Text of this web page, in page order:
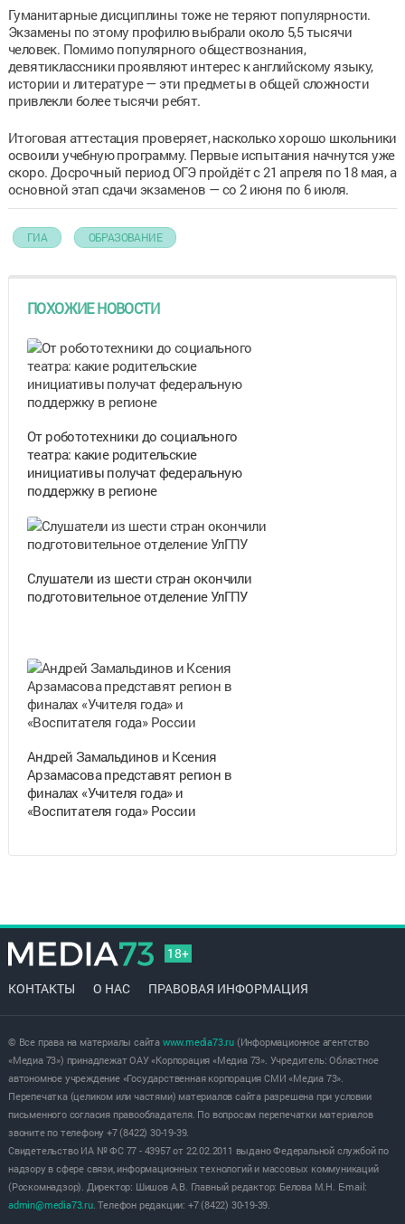
Гуманитарные дисциплины тоже не теряют популярности.
Экзамены по этому профилю выбрали около 5,5 тысячи
человек. Помимо популярного обществознания,
девятиклассники проявляют интерес к английскому языку,
истории и литературе — эти предметы в общей сложности
привлекли более тысячи ребят.
Итоговая аттестация проверяет, насколько хорошо школьники
освоили учебную программу. Первые испытания начнутся уже
скоро. Досрочный период ОГЭ пройдёт с 21 апреля по 18 мая, а
основной этап сдачи экзаменов — со 2 июня по 6 июля.
ГИА ОБРАЗОВАНИЕ
ПОХОЖИЕ НОВОСТИ
От робототехники до социального
театра: какие родительские
инициативы получат федеральную
поддержку в регионе
Cлушатели из шести стран окончили
подготовительное отделение УлГПУ
Андрей Замальдинов и Ксения
Арзамасова представят регион в
финалах «Учителя года» и
«Воспитателя года» России
18+
КОНТАКТЫ О НАС ПРАВОВАЯ ИНФОРМАЦИЯ
© Все права на материалы сайта www.media73.ru(Информационное агентство
«Медиа 73») принадлежат ОАУ «Корпорация «Медиа 73». Учредитель: Областное
автономное учреждение «Государственная корпорация СМИ «Медиа 73».
Перепечатка (целиком или частями) материалов сайта разрешена при условии
письменного согласия правообладателя. По вопросам перепечатки материалов
звоните по телефону +7 (8422) 30-19-39.
Свидетельство ИА № ФС 77 - 43957 от 22.02.2011 выдано Федеральной службой по
надзору в сфере связи, информационных технологий и массовых коммуникаций
(Роскомнадзор). Директор: Шишов А.В. Главный редактор: Белова М.Н. E-mail:
admin@media73.ru. Телефон редакции: +7 (8422) 30-19-39.